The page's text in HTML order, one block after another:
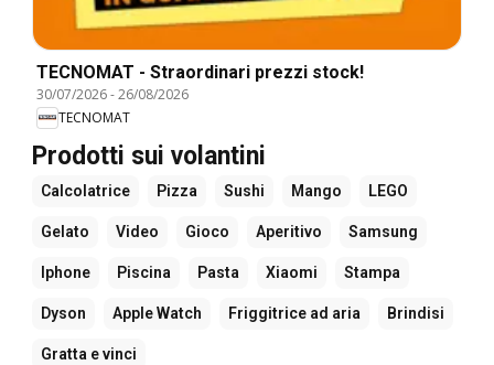
TECNOMAT - Straordinari prezzi stock!
30/07/2026-26/08/2026
TECNOMAT
Prodotti sui volantini
Calcolatrice Pizza Sushi Mango LEGO
Gelato Video Gioco Aperitivo Samsung
Iphone Piscina Pasta Xiaomi Stampa
Dyson Apple Watch Friggitrice ad aria Brindisi
Gratta e vinci